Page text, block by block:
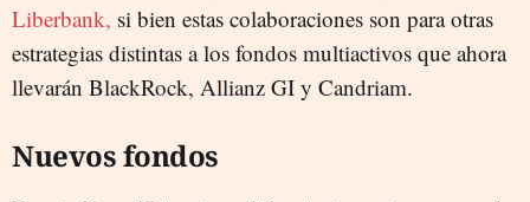
Liberbank, si bien estas colaboraciones son para otras
estrategias distintas a los fondos multiactivos que ahora
llevarán BlackRock, Allianz GI y Candriam.
Nuevos fondos